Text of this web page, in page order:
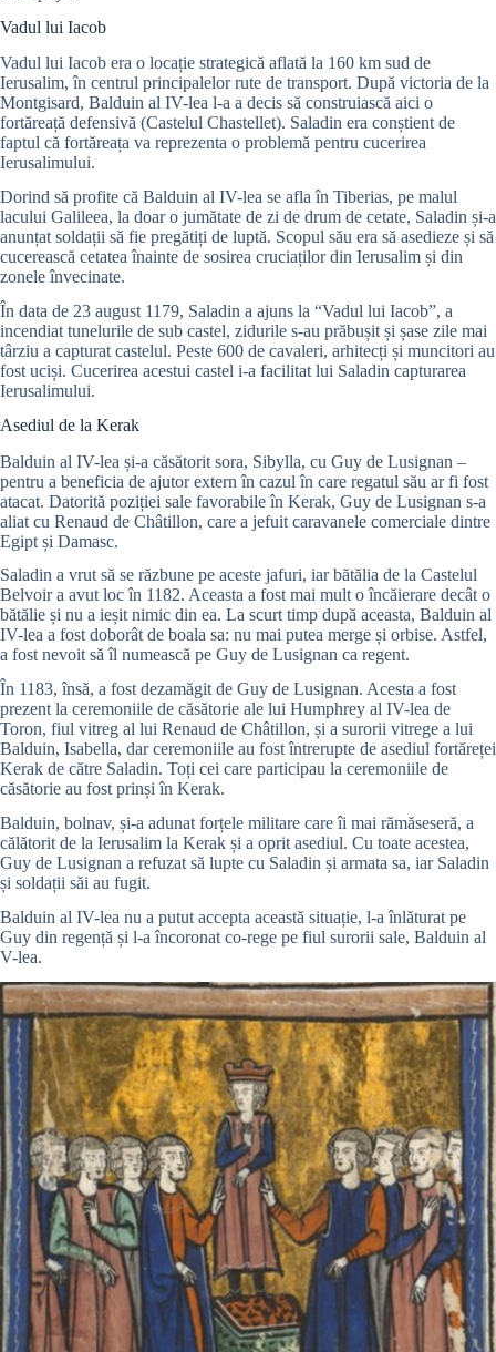
Vadul lui Iacob
Vadul lui Iacob era o locație strategică aflată la 160 km sud de
Ierusalim, în centrul principalelor rute de transport. După victoria de la
Montgisard, Balduin al IV-lea l-a a decis să construiască aici o
fortăreață defensivă (Castelul Chastellet). Saladin era conștient de
faptul că fortăreața va reprezenta o problemă pentru cucerirea
Ierusalimului.
Dorind să profite că Balduin al IV-lea se afla în Tiberias, pe malul
lacului Galileea, la doar o jumătate de zi de drum de cetate, Saladin și-a
anunțat soldații să fie pregătiți de luptă. Scopul său era să asedieze și să
cucerească cetatea înainte de sosirea cruciaților din Ierusalim și din
zonele învecinate.
În data de 23 august 1179, Saladin a ajuns la “Vadul lui Iacob”, a
incendiat tunelurile de sub castel, zidurile s-au prăbușit și șase zile mai
târziu a capturat castelul. Peste 600 de cavaleri, arhitecți și muncitori au
fost uciși. Cucerirea acestui castel i-a facilitat lui Saladin capturarea
Ierusalimului.
Asediul de la Kerak
Balduin al IV-lea și-a căsătorit sora, Sibylla, cu Guy de Lusignan –
pentru a beneficia de ajutor extern în cazul în care regatul său ar fi fost
atacat. Datorită poziției sale favorabile în Kerak, Guy de Lusignan s-a
aliat cu Renaud de Châtillon, care a jefuit caravanele comerciale dintre
Egipt și Damasc.
Saladin a vrut să se răzbune pe aceste jafuri, iar bătălia de la Castelul
Belvoir a avut loc în 1182. Aceasta a fost mai mult o încăierare decât o
bătălie și nu a ieșit nimic din ea. La scurt timp după aceasta, Balduin al
IV-lea a fost doborât de boala sa: nu mai putea merge și orbise. Astfel,
a fost nevoit să îl numească pe Guy de Lusignan ca regent.
În 1183, însă, a fost dezamăgit de Guy de Lusignan. Acesta a fost
prezent la ceremoniile de căsătorie ale lui Humphrey al IV-lea de
Toron, fiul vitreg al lui Renaud de Châtillon, și a surorii vitrege a lui
Balduin, Isabella, dar ceremoniile au fost întrerupte de asediul fortăreței
Kerak de către Saladin. Toți cei care participau la ceremoniile de
căsătorie au fost prinși în Kerak.
Balduin, bolnav, și-a adunat forțele militare care îi mai rămăseseră, a
călătorit de la Ierusalim la Kerak și a oprit asediul. Cu toate acestea,
Guy de Lusignan a refuzat să lupte cu Saladin și armata sa, iar Saladin
și soldații săi au fugit.
Balduin al IV-lea nu a putut accepta această situație, l-a înlăturat pe
Guy din regență și l-a încoronat co-rege pe fiul surorii sale, Balduin al
V-lea.